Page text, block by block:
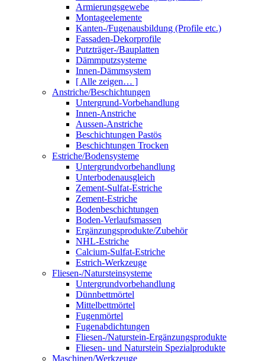
Armierungsgewebe
Montageelemente
Kanten-/Fugenausbildung (Profile etc.)
Fassaden-Dekorprofile
Putzträger-/Bauplatten
Dämmputzsysteme
Innen-Dämmsystem
[ Alle zeigen… ]
Anstriche/Beschichtungen
Untergrund-Vorbehandlung
Innen-Anstriche
Aussen-Anstriche
Beschichtungen Pastös
Beschichtungen Trocken
Estriche/Bodensysteme
Untergrundvorbehandlung
Unterbodenausgleich
Zement-Sulfat-Estriche
Zement-Estriche
Bodenbeschichtungen
Boden-Verlaufsmassen
Ergänzungsprodukte/Zubehör
NHL-Estriche
Calcium-Sulfat-Estriche
Estrich-Werkzeuge
Fliesen-/Natursteinsysteme
Untergrundvorbehandlung
Dünnbettmörtel
Mittelbettmörtel
Fugenmörtel
Fugenabdichtungen
Fliesen-/Naturstein-Ergänzungsprodukte
Fliesen- und Naturstein Spezialprodukte
Maschinen/Werkzeuge